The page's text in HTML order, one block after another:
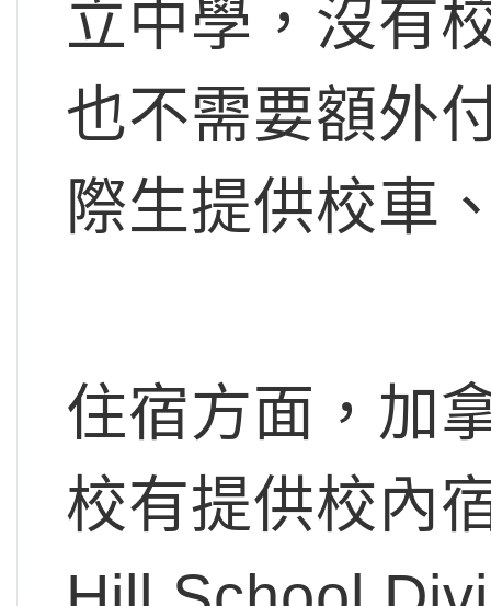
立中學，沒有
也不需要額外
際生提供校車
住宿方面，加
校有提供校內